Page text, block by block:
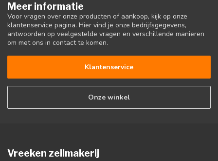
Meer informatie
Voor vragen over onze producten of aankoop, kijk op onze
klantenservice pagina. Hier vind je onze bedrijfsgegevens,
antwoorden op veelgestelde vragen en verschillende manieren
om met ons in contact te komen.
Klantenservice
Onze winkel
Vreeken zeilmakerij